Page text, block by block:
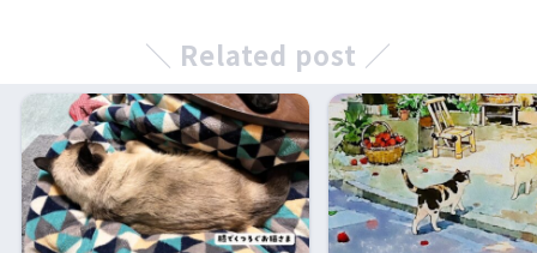
＼ Related post ／